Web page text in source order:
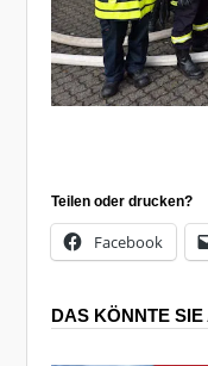
Teilen oder drucken?
Facebook
DAS KÖNNTE